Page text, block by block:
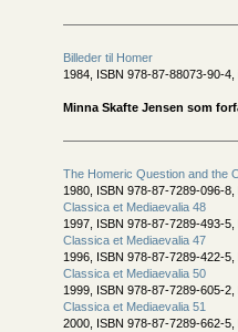
Billeder til Homer
1984, ISBN 978-87-88073-90-4,
Minna Skafte Jensen som
The Homeric Question and the
1980, ISBN 978-87-7289-096-8,
Classica et Mediaevalia 48
1997, ISBN 978-87-7289-493-5,
Classica et Mediaevalia 47
1996, ISBN 978-87-7289-422-5,
Classica et Mediaevalia 50
1999, ISBN 978-87-7289-605-2,
Classica et Mediaevalia 51
2000, ISBN 978-87-7289-662-5,